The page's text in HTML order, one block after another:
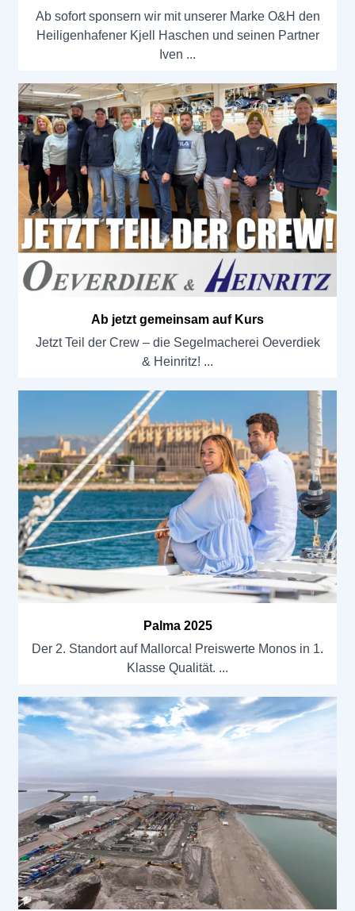
Ab sofort sponsern wir mit unserer Marke O&H den
Heiligenhafener Kjell Haschen und seinen Partner
Iven
Ab jetzt gemeinsam auf Kurs
Jetzt Teil der Crew – die Segelmacherei Oeverdiek
& Heinritz!
Palma 2025
Der 2. Standort auf Mallorca! Preiswerte Monos in 1.
Klasse Qualität.